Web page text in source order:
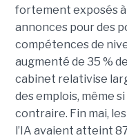
fortement exposés à
annonces pour des
compétences de
augmenté de 35 %
cabinet relativise
des emplois, même
contraire. Fin mai,
l’IA avaient atteint